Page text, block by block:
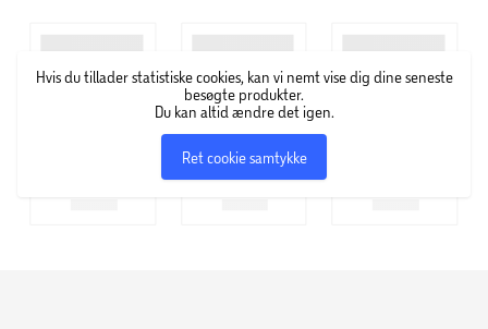
Hvis du tillader statistiske cookies, kan vi nemt vise dig dine seneste
besøgte produkter.
Du kan altid ændre det igen.
Ret cookie samtykke